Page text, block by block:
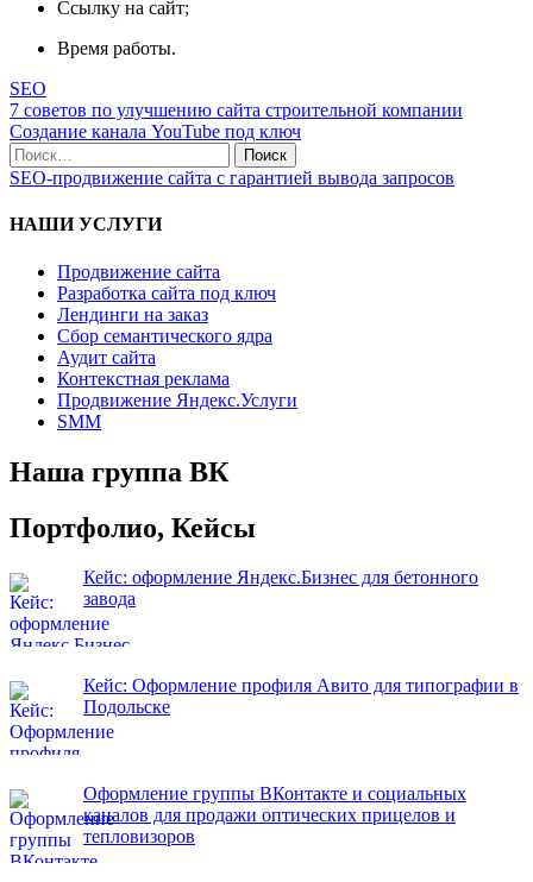
Ссылку на сайт;
Время работы.
SEO
Навигация
по
записям
7 советов по улучшению сайта строительной компании
Создание канала YouTube под ключ
Поиск
по:
SEO-продвижение сайта с гарантией вывода запросов
НАШИ УСЛУГИ
Продвижение сайта
Разработка сайта под ключ
Лендинги на заказ
Сбор семантического ядра
Аудит сайта
Контекстная реклама
Продвижение Яндекс.Услуги
SMM
Наша группа ВК
Портфолио, Кейсы
Кейс: оформление Яндекс.Бизнес для бетонного
завода
Кейс: Оформление профиля Авито для типографии в
Подольске
Оформление группы ВКонтакте и социальных
каналов для продажи оптических прицелов и
тепловизоров